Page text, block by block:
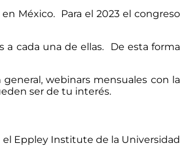
México. Para el 2023 el congreso
a cada una de ellas. De esta forma
webinars mensuales con la
ser de tu interés.
el Eppley Institute de la Universidad